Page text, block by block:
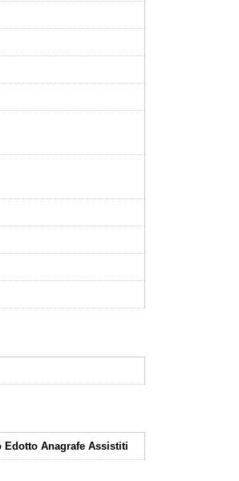
Edotto Anagrafe Assistiti